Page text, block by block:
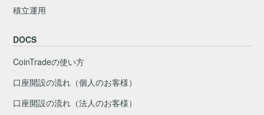
積立運用
DOCS
CoinTradeの使い方
口座開設の流れ（個人のお客様）
口座開設の流れ（法人のお客様）